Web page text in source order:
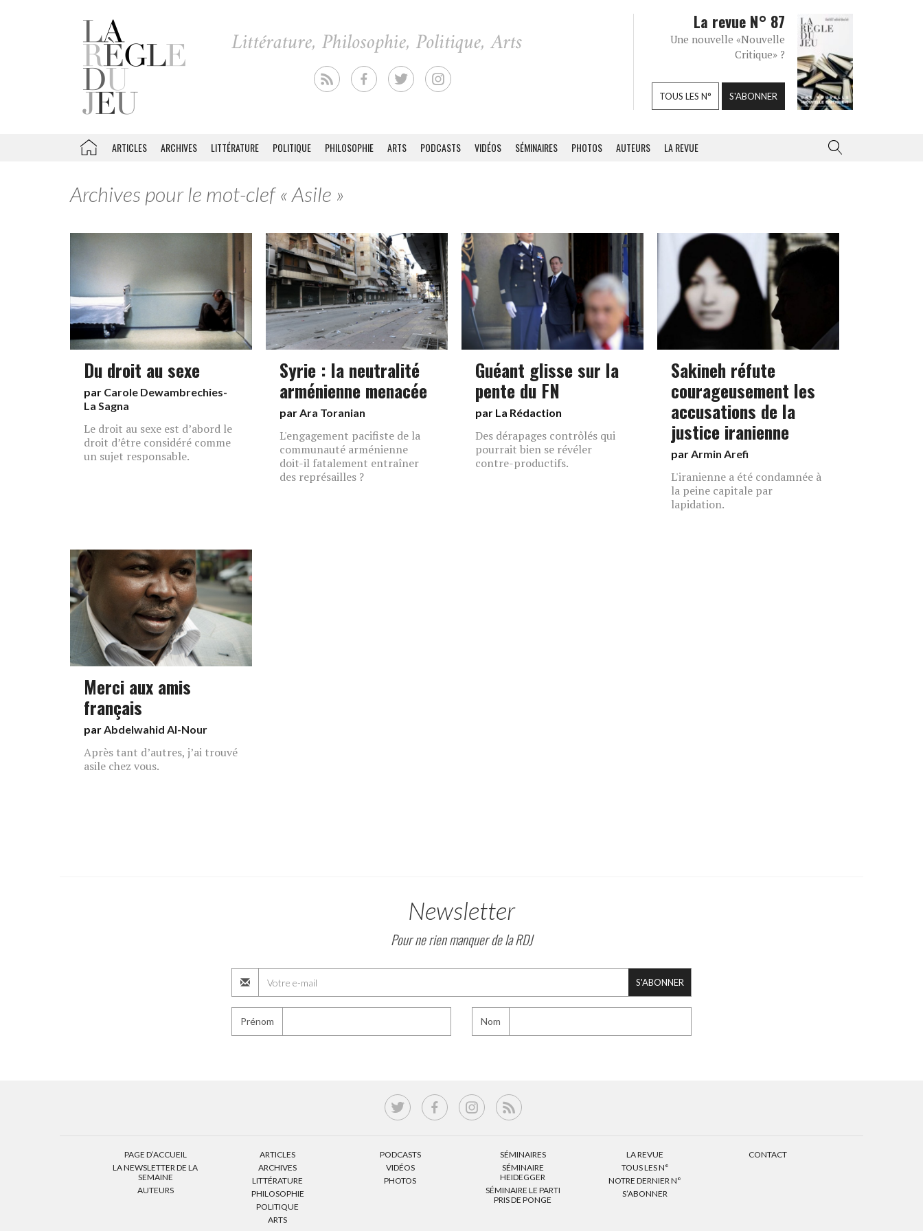
La revue N° 87
Une nouvelle «Nouvelle
Critique» ?
TOUS LES N° S'ABONNER
ARTICLES ARCHIVES LITTÉRATURE POLITIQUE PHILOSOPHIE ARTS PODCASTS VIDÉOS SÉMINAIRES PHOTOS AUTEURS LA REVUE
Archives pour le mot-clef « Asile »
Du droit au sexe
par Carole Dewambrechies-
La Sagna
Le droit au sexe est d’abord le
droit d’être considéré comme
un sujet responsable.
Syrie : la neutralité
arménienne menacée
parAra Toranian
L'engagement pacifiste de la
communauté arménienne
doit-il fatalement entraîner
des représailles ?
Guéant glisse sur la
pente du FN
par La Rédaction
Des dérapages contrôlés qui
pourrait bien se révéler
contre-productifs.
Sakineh réfute
courageusement les
accusations de la
justice iranienne
parArmin Arefi
L'iranienne a été condamnée à
la peine capitale par
lapidation.
Merci aux amis
français
parAbdelwahid Al-Nour
Après tant d’autres, j’ai trouvé
asile chez vous.
Newsletter
Pour ne rien manquer de la RDJ
S'ABONNER
Prénom Nom
PAGE D’ACCUEIL
LA NEWSLETTER DE LA
SEMAINE
AUTEURS
ARTICLES
ARCHIVES
LITTÉRATURE
PHILOSOPHIE
POLITIQUE
ARTS
PODCASTS
VIDÉOS
PHOTOS
SÉMINAIRES
SÉMINAIRE
HEIDEGGER
SÉMINAIRE LE PARTI
PRIS DE PONGE
LA REVUE
TOUS LES N°
NOTRE DERNIER N°
S’ABONNER
CONTACT